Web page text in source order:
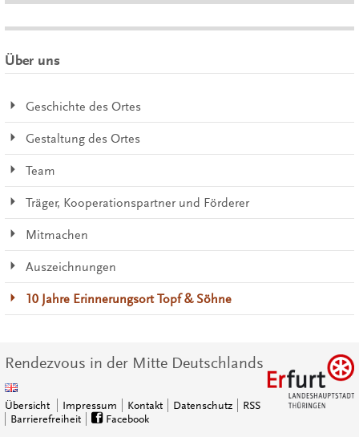
Über uns
Geschichte des Ortes
Gestaltung des Ortes
Team
Träger, Kooperationspartner und Förderer
Mitmachen
Auszeichnungen
10 Jahre Erinnerungsort Topf & Söhne
Rendezvous in der Mitte Deutschlands
Übersicht Impressum Kontakt Datenschutz
RSS
Barrierefreiheit
Facebook